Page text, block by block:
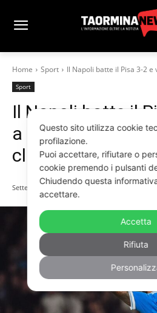
Home Sport Il Napoli batte il Pisa 3-2
Sport
Il Napoli batte il
a punteggio
classifica
Settembre 22, 2025
Questo sito utilizza cookie
profilazione.
Puoi accettare, rifiutare o
cookie premendo i pulsanti
Chiudendo questa
accettare.
Accetta
Rifiuta